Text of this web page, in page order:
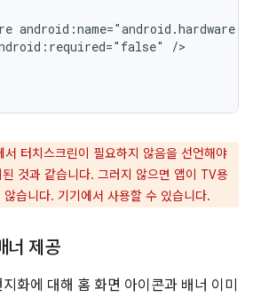
서 터치스크린이 필요하지 않음을 선언해야
것과 같습니다. 그러지 않으면 앱이 TV용
습니다. 기기에서 사용할 수 있습니다.
너 제공
화에 대해 홈 화면 아이콘과 배너 이미